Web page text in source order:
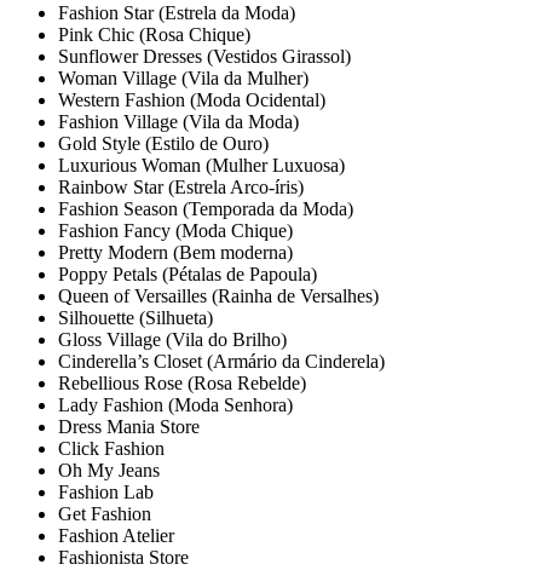
Fashion Star (Estrela da Moda)
Pink Chic (Rosa Chique)
Sunflower Dresses (Vestidos Girassol)
Woman Village (Vila da Mulher)
Western Fashion (Moda Ocidental)
Fashion Village (Vila da Moda)
Gold Style (Estilo de Ouro)
Luxurious Woman (Mulher Luxuosa)
Rainbow Star (Estrela Arco-íris)
Fashion Season (Temporada da Moda)
Fashion Fancy (Moda Chique)
Pretty Modern (Bem moderna)
Poppy Petals (Pétalas de Papoula)
Queen of Versailles (Rainha de Versalhes)
Silhouette (Silhueta)
Gloss Village (Vila do Brilho)
Cinderella’s Closet (Armário da Cinderela)
Rebellious Rose (Rosa Rebelde)
Lady Fashion (Moda Senhora)
Dress Mania Store
Click Fashion
Oh My Jeans
Fashion Lab
Get Fashion
Fashion Atelier
Fashionista Store